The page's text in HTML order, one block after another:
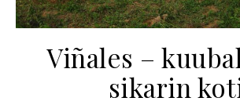
Viñales –
sikarin